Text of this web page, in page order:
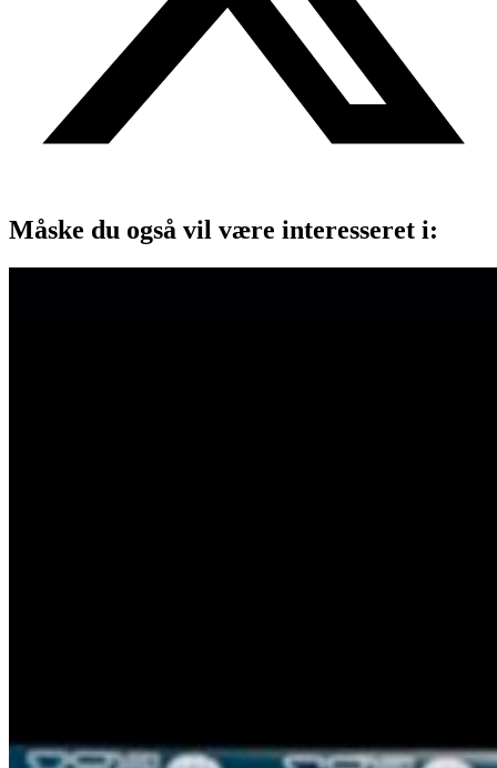
Måske du også vil være interesseret i: